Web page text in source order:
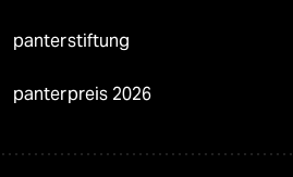
panterstiftung
panterpreis 2026